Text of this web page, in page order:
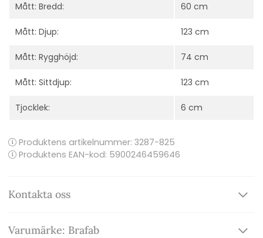
Mått: Bredd: 60 cm
Mått: Djup: 123 cm
Mått: Rygghöjd: 74 cm
Mått: Sittdjup: 123 cm
Tjocklek: 6 cm
Produktens artikelnummer: 3287-825
Produktens EAN-kod: 5900246459646
Kontakta oss
Varumärke: Brafab